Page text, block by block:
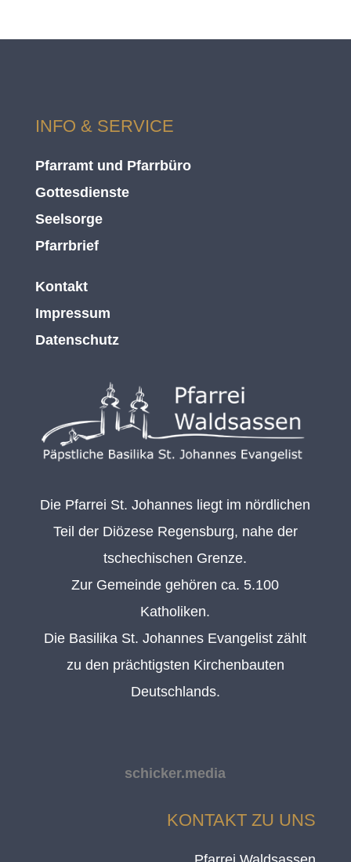
INFO & SERVICE
Pfarramt und Pfarrbüro
Gottesdienste
Seelsorge
Pfarrbrief
Kontakt
Impressum
Datenschutz
Die Pfarrei St. Johannes liegt im nördlichen
Teil der Diözese Regensburg, nahe der
tschechischen Grenze.
Zur Gemeinde gehören ca. 5.100
Katholiken.
Die Basilika St. Johannes Evangelist zählt
zu den prächtigsten Kirchenbauten
Deutschlands.
schicker.media
KONTAKT ZU UNS